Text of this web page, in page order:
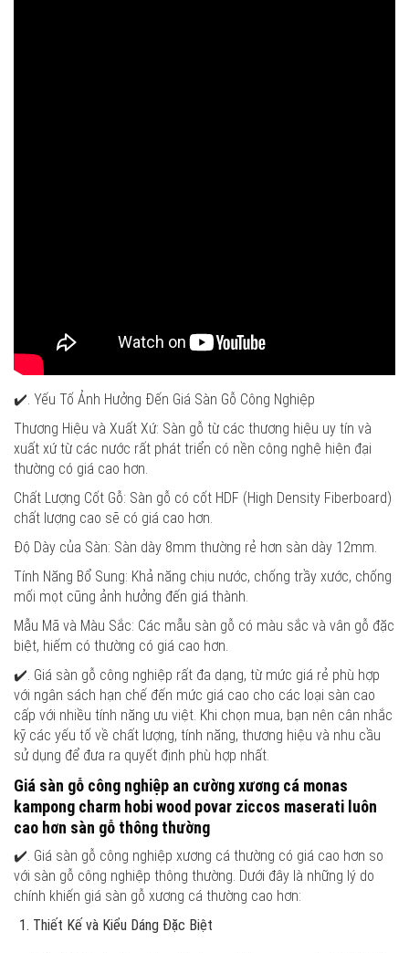
✔️. Yếu Tố Ảnh Hưởng Đến Giá Sàn Gỗ Công Nghiệp
Thương Hiệu và Xuất Xứ: Sàn gỗ từ các thương hiệu uy tín và
xuất xứ từ các nước rất phát triển có nền công nghệ hiện đại
thường có giá cao hơn.
Chất Lượng Cốt Gỗ: Sàn gỗ có cốt HDF (High Density Fiberboard)
chất lượng cao sẽ có giá cao hơn.
Độ Dày của Sàn: Sàn dày 8mm thường rẻ hơn sàn dày 12mm.
Tính Năng Bổ Sung: Khả năng chịu nước, chống trầy xước, chống
mối mọt cũng ảnh hưởng đến giá thành.
Mẫu Mã và Màu Sắc: Các mẫu sàn gỗ có màu sắc và vân gỗ đặc
biệt, hiếm có thường có giá cao hơn.
✔️. Giá sàn gỗ công nghiệp rất đa dạng, từ mức giá rẻ phù hợp
với ngân sách hạn chế đến mức giá cao cho các loại sàn cao
cấp với nhiều tính năng ưu việt. Khi chọn mua, bạn nên cân nhắc
kỹ các yếu tố về chất lượng, tính năng, thương hiệu và nhu cầu
sử dụng để đưa ra quyết định phù hợp nhất.
Giá sàn gỗ công nghiệp an cường xương cá monas
kampong charm hobi wood povar ziccos maserati luôn
cao hơn sàn gỗ thông thường
✔️. Giá sàn gỗ công nghiệp xương cá thường có giá cao hơn so
với sàn gỗ công nghiệp thông thường. Dưới đây là những lý do
chính khiến giá sàn gỗ xương cá thường cao hơn:
Thiết Kế và Kiểu Dáng Đặc Biệt